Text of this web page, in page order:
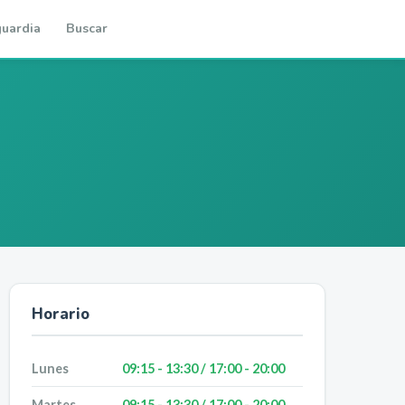
Buscar
Horario
Lunes 09:15 - 13:30 / 17:00 - 20:00